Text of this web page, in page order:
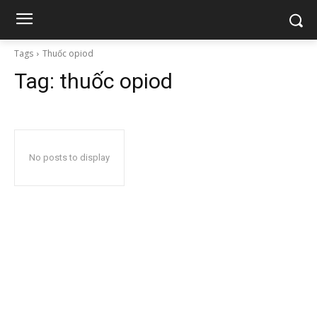
Tags Thuốc opiod
Tag: thuốc opiod
No posts to display